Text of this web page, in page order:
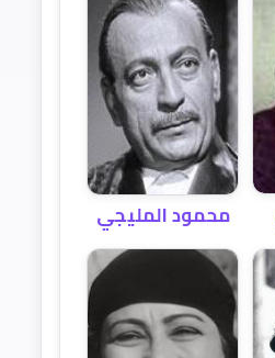
محمود المليجي